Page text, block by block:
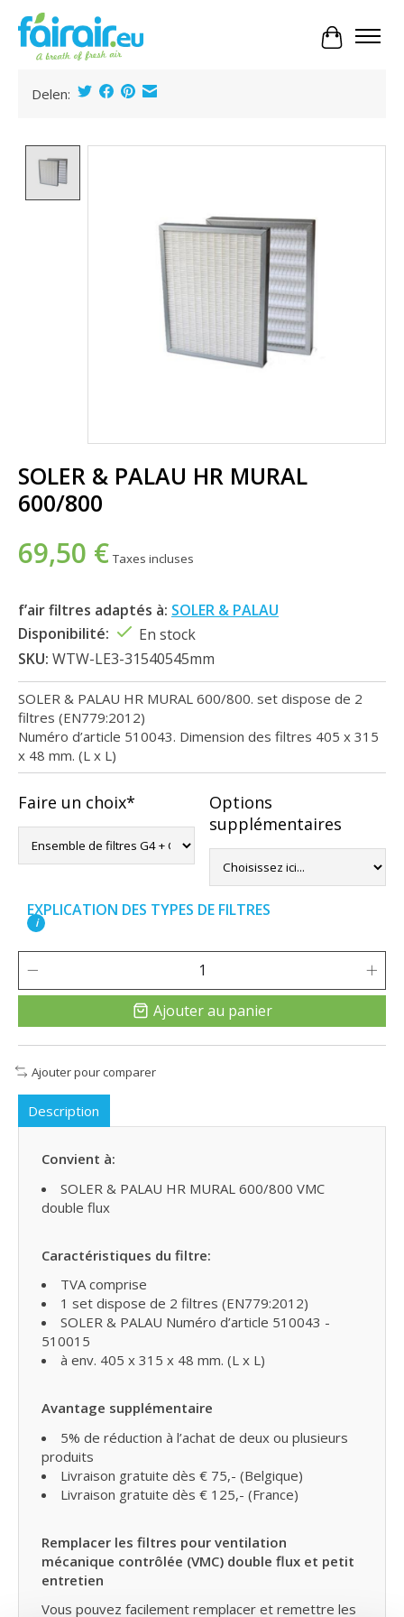
Panier
Delen:
SOLER & PALAU HR MURAL
600/800
69,50 € Taxes incluses
f’air filtres adaptés à: SOLER & PALAU
Disponibilité:
En stock
SKU: WTW-LE3-31540545mm
SOLER & PALAU HR MURAL 600/800. set dispose de 2
filtres (EN779:2012)
Numéro d’article 510043. Dimension des filtres 405 x 315
x 48 mm. (L x L)
Faire un choix*
Options
supplémentaires
EXPLICATION DES TYPES DE FILTRES
i
Ajouter au panier
Ajouter pour comparer
Description
Convient à:
SOLER & PALAU HR MURAL 600/800 VMC
double flux
Caractéristiques du filtre:
TVA comprise
1 set dispose de 2 filtres (EN779:2012)
SOLER & PALAU Numéro d’article 510043 -
510015
à env. 405 x 315 x 48 mm. (L x L)
Avantage supplémentaire
5% de réduction à l’achat de deux ou plusieurs
produits
Livraison gratuite dès € 75,- (Belgique)
Livraison gratuite dès € 125,- (France)
Remplacer les filtres pour ventilation
mécanique contrôlée (VMC) double flux et petit
entretien
Vous pouvez facilement remplacer et remettre les